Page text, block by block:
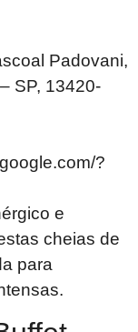
Padovani,
SP, 13420-
?
e
cheias de
para